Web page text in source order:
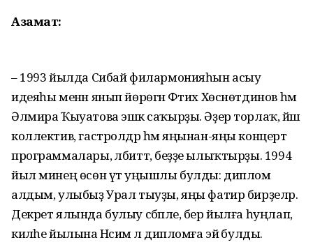
Азамат:
– 1993 йылда Сибай филар­монияһын асыу
идеяһы менән янып йөрөгән Фәтих Хөснөтдинов һәм
Әлмира Ҡыуатова эшкә саҡырҙы. Әҙер торлаҡ, йәш
коллектив, гастролдәр һәм яңынан-яңы концерт
программалары, әлбиттә, беҙҙе ылыҡтырҙы. 1994
йыл минең өсөн үтә уңышлы булды: диплом
алдым, улыбыҙ Урал тыуҙы, яңы фатир бирҙеләр.
Декрет ялында булыу сәбәпле, бер йылға һуңлап,
киләһе йылына Нәсимә лә дипломға эйә булды.